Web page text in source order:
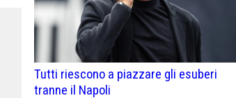
Tutti riescono a piazzare gli esuberi
tranne il Napoli